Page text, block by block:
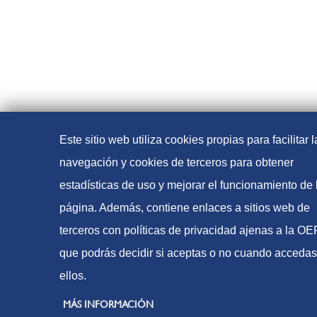
Este sitio web utiliza cookies propias para facilitar
navegación y cookies de terceros para obtener
estadísticas de uso y mejorar el funcionamiento de
página. Además, contiene enlaces a sitios web de
terceros con políticas de privacidad ajenas a la
que podrás decidir si aceptas o no cuando
ellos.
MÁS INFORMACIÓN